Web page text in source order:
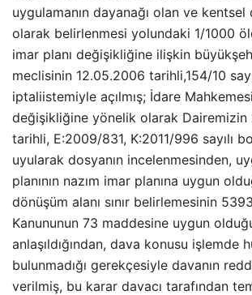
uygulamanın dayanağı olan ve kentsel
olarak belirlenmesi yolundaki 1/1000
imar planı değişikliğine ilişkin
meclisinin 12.05.2006 tarihli,154/10
iptaliistemiyle açılmış; İdare
değişikliğine yönelik olarak Dairemizin
tarihli, E:2009/831, K:2011/996 sayılı
uyularak dosyanın incelenmesinden,
planının nazım imar planına uygun
dönüşüm alanı sınır belirlemesinin
Kanununun 73 maddesine uygun
anlaşıldığından, dava konusu işlemde
bulunmadığı gerekçesiyle davanın
verilmiş, bu karar davacı tarafından